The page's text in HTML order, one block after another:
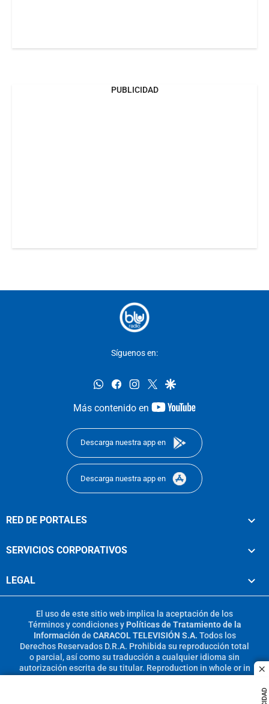
PUBLICIDAD
Síguenos en:
whatsappfacebookinstagram
twittergoogle
Más contenido en
youtube-
Descarga nuestra app en
Descarga nuestra app en
RED DE PORTALES
SERVICIOS CORPORATIVOS
LEGAL
El uso de este sitio web implica la aceptación de los
Términos y condicionesy Políticas de Tratamiento de la
Información de CARACOL TELEVISIÓN S.A. Todos los
Derechos Reservados D.R.A. Prohibida su reproducción total
o parcial, así como su traducción a cualquier idioma sin
autorización escrita de su titular. Reproduction in whole or in